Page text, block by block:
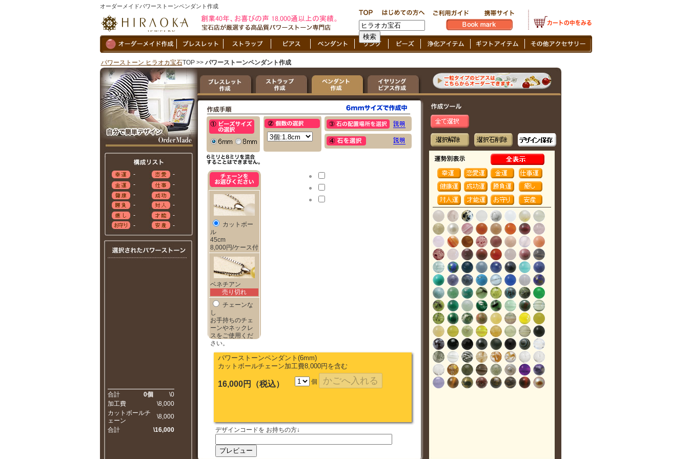
オーダーメイドパワーストーンペンダント作成
パワーストーン ヒラオカ宝石TOP >> パワーストーンペンダント作成
-
-
-
-
-
-
-
-
-
-
-
-
合計 0個
\0
加工費
\8,000
カットボールチ
ェーン
\8,000
合計
\16,000
カットボー
ル
45cm
8,000円/ケース付
ベネチアン
売り切れ
チェーンな
し
お手持ちのチェ
ーンやネックレ
スをご使用くだ
さい。
パワーストーンペンダント(6mm)
カットボールチェーン加工費8,000円を含む
16,000円（税込） 個
デザインコードを お持ちの方↓